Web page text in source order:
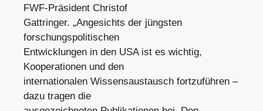
FWF-Präsident Christof
Gattringer. „Angesichts der jüngsten
forschungspolitischen
Entwicklungen in den USA ist es wichtig,
Kooperationen und den
internationalen Wissensaustausch fortzuführen –
dazu tragen die